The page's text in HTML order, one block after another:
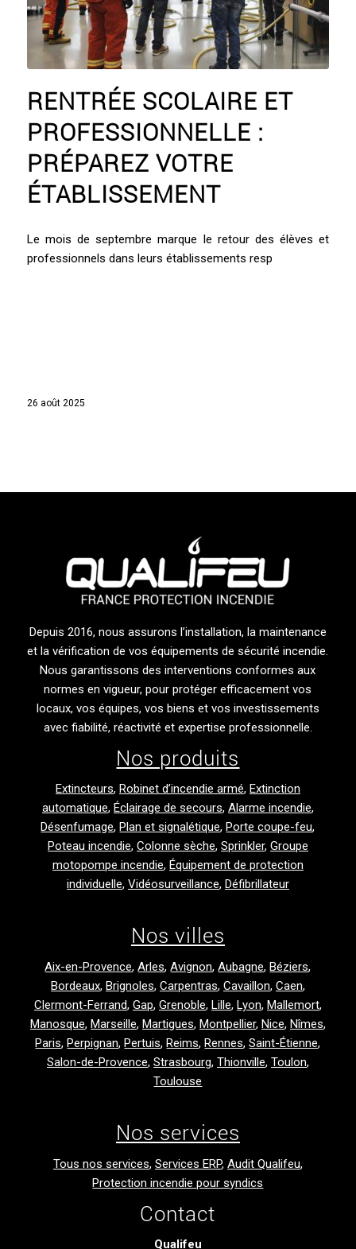
RENTRÉE SCOLAIRE ET
PROFESSIONNELLE :
PRÉPAREZ VOTRE
ÉTABLISSEMENT
Le mois de septembre marque le retour des élèves et
professionnels dans leurs établissements resp
26 août 2025
Depuis 2016, nous assurons l’installation, la maintenance
et la vérification de vos équipements de sécurité incendie.
Nous garantissons des interventions conformes aux
normes en vigueur, pour protéger efficacement vos
locaux, vos équipes, vos biens et vos investissements
avec fiabilité, réactivité et expertise professionnelle.
Nos produits
Extincteurs, Robinet d’incendie armé, Extinction
automatique, Éclairage de secours, Alarme incendie,
Désenfumage, Plan et signalétique, Porte coupe-feu,
Poteau incendie, Colonne sèche, Sprinkler, Groupe
motopompe incendie, Équipement de protection
individuelle, Vidéosurveillance, Défibrillateur
Nos villes
Aix-en-Provence,Arles,Avignon,Aubagne,Béziers,
Bordeaux, Brignoles, Carpentras, Cavaillon, Caen,
Clermont-Ferrand, Gap, Grenoble, Lille, Lyon, Mallemort,
Manosque, Marseille, Martigues, Montpellier, Nice, Nîmes,
Paris,Perpignan,Pertuis,Reims,Rennes,Saint-Étienne,
Salon-de-Provence, Strasbourg, Thionville, Toulon,
Toulouse
Nos services
Tous nos services, Services ERP, Audit Qualifeu,
Protection incendie pour syndics
Contact
Qualifeu